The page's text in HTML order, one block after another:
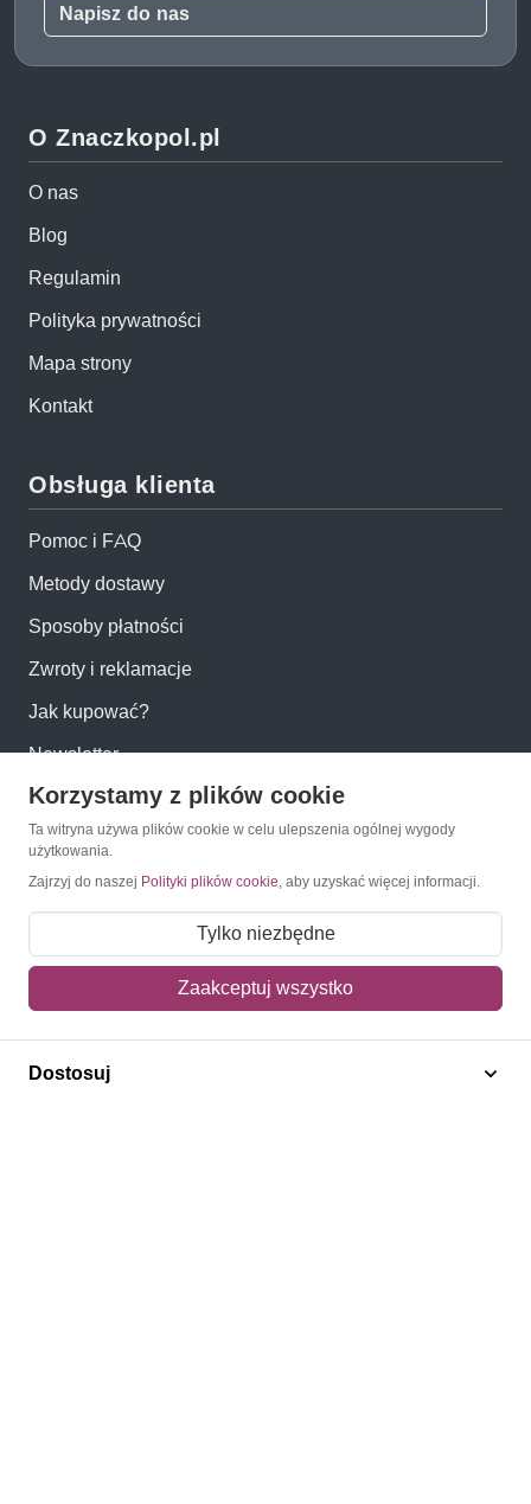
Napisz do nas
O Znaczkopol.pl
O nas
Blog
Regulamin
Polityka prywatności
Mapa strony
Kontakt
Obsługa klienta
Pomoc i FAQ
Metody dostawy
Sposoby płatności
Zwroty i reklamacje
Jak kupować?
Newsletter
Konto
Moje konto
Mój koszyk
Adres dostawy
Korzystamy z plików cookie
Ta witryna używa plików cookie w celu ulepszenia ogólnej wygody
użytkowania.
Zajrzyj do naszej Polityki plików cookie, aby uzyskać więcej informacji.
Tylko niezbędne
Zaakceptuj wszystko
Dostosuj